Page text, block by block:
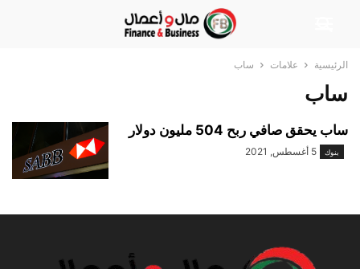
الرئيسية علامات ساب
ساب
ساب يحقق صافي ربح 504 مليون دولار
بنوك 5 أغسطس, 2021